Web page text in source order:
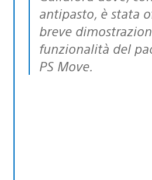
antipasto, è stata
breve
funzionalità del
PS Move.